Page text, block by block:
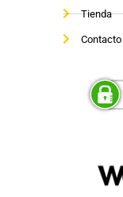
Tienda
Contacto